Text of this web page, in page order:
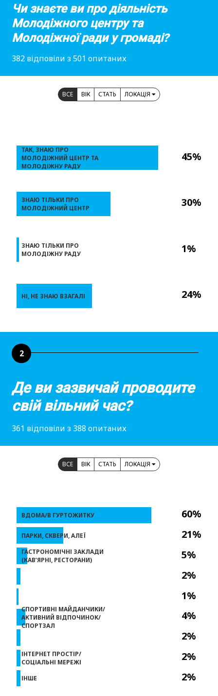
Чи знаєте ви про діяльність
Молодіжного центру та
Молодіжної ради у громаді?
382 відповіли з 501 опитаних
ВСЕ ВІК СТАТЬ ЛОКАЦІЯ
45%
30%
1%
24%
ТАК, ЗНАЮ ПРО
МОЛОДІЖНИЙ ЦЕНТР ТА
МОЛОДІЖНУ РАДУ
ЗНАЮ ТІЛЬКИ ПРО
МОЛОДІЖНИЙ ЦЕНТР
ЗНАЮ ТІЛЬКИ ПРО
МОЛОДІЖНУ РАДУ
НІ, НЕ ЗНАЮ ВЗАГАЛІ
2
Де ви зазвичай проводите
свій вільний час?
361 відповіли з 388 опитаних
ВСЕ ВІК СТАТЬ ЛОКАЦІЯ
60%
21%
5%
2%
1%
4%
2%
2%
2%
ВДОМА/В ГУРТОЖИТКУ
ПАРКИ, СКВЕРИ, АЛЕЇ
ГАСТРОНОМІЧНІ ЗАКЛАДИ
(КАВ’ЯРНІ, РЕСТОРАНИ)
СПОРТИВНІ МАЙДАНЧИКИ/
АКТИВНИЙ ВІДПОЧИНОК/
СПОРТЗАЛ
ІНТЕРНЕТ ПРОСТІР/
СОЦІАЛЬНІ МЕРЕЖІ
ІНШЕ